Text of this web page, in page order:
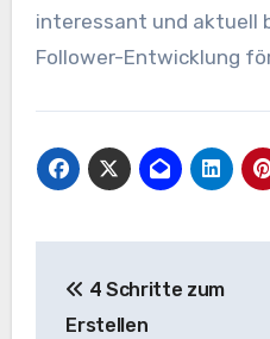
interessant und aktuell
Follower-Entwicklung
Navigation
4 Schritte zum
Erstellen